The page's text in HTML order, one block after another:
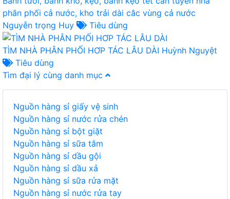
phân phối cả nước, kho trải dài câc vùng cả nước
Nguyễn trọng Huy
Tiêu dùng
TÌM NHÀ PHÂN PHỐI HƠP TÁC LÂU DÀI Huỳnh Nguyệt
Tiêu dùng
Tìm đại lý cùng danh mục
Nguồn hàng sỉ giấy vệ sinh
Nguồn hàng sỉ nước rửa chén
Nguồn hàng sỉ bột giặt
Nguồn hàng sỉ sữa tắm
Nguồn hàng sỉ dầu gội
Nguồn hàng sỉ dầu xả
Nguồn hàng sỉ sữa rửa mặt
Nguồn hàng sỉ nước rửa tay